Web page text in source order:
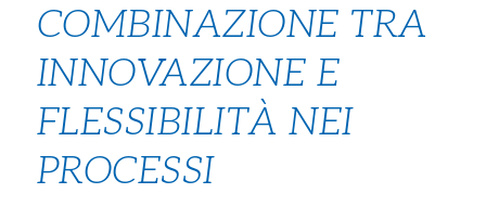
COMBINAZIONE TRA
INNOVAZIONE E
FLESSIBILITÀ NEI
PROCESSI